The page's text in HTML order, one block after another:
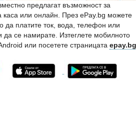
предлагат възможност за
или онлайн. През ePay.bg можете
да платите ток, вода, телефон или
да се намирате. Изтеглете мобилното
или посетете страницата